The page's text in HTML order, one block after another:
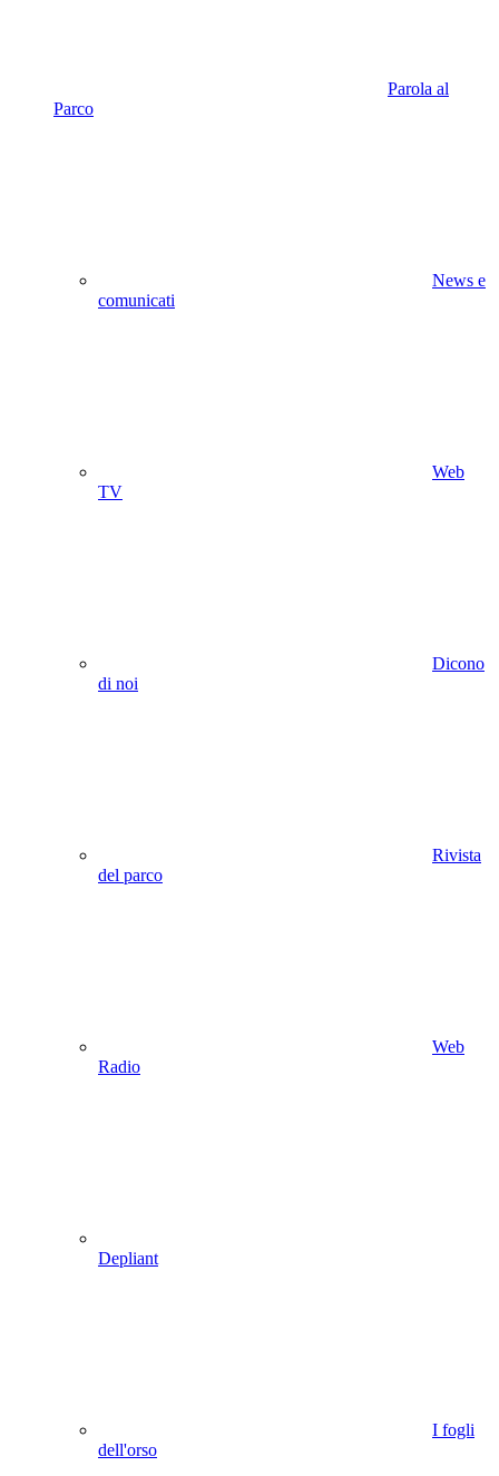
Parola al
Parco
News e
comunicati
Web
TV
Dicono
di noi
Rivista
del parco
Web
Radio
Depliant
I fogli
dell'orso